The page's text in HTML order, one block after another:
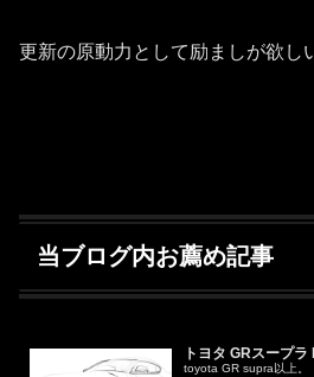
更新の原動力として励ましが欲
当ブログ内お薦め記事
トヨタ GRスープ
toyota GR supra以上。